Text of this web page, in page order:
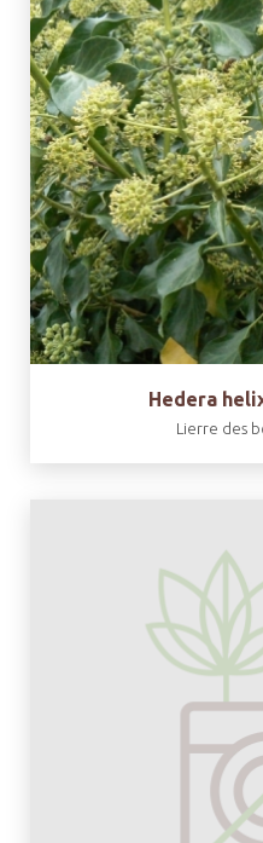
Hedera
Lierre des